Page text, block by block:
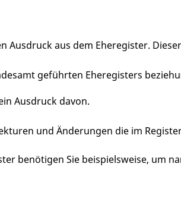
Ausdruck aus dem Eheregister.
geführten Eheregisters
Ausdruck davon.
und Änderungen die im
benötigen Sie beispielsweise, um